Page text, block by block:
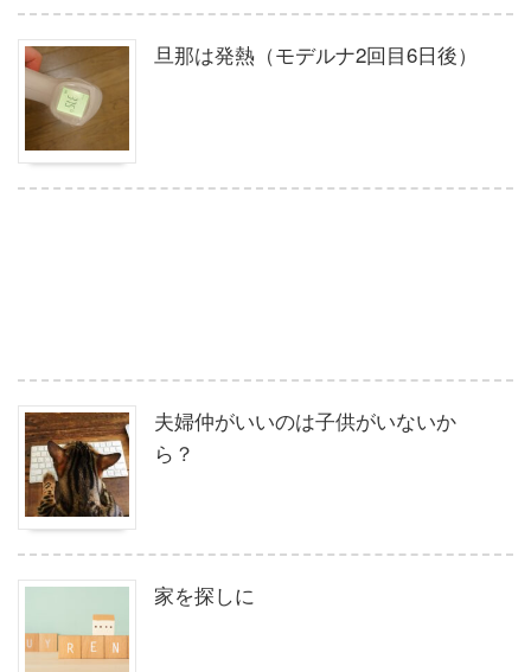
旦那は発熱（モデルナ2回目6日後）
夫婦仲がいいのは子供がいないか
ら？
家を探しに